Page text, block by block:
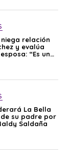
relación
y evalúa
“Es una
La Bella
su padre por
Saldaña